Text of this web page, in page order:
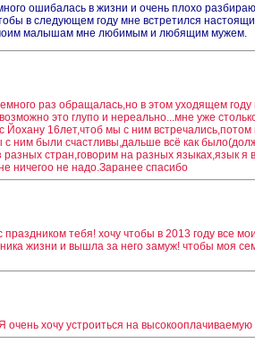
ошибалась в жизни и очень плохо
в следующем году мне встретился
малышам мне любимым и любящим мужем.
раз обращалась,но в этом уходящем
это глупо и нереально...мне уже
Йохану 16лет,чтоб мы с ним
с ним были счастливы,дальше всё как
стран,говорим на разных языках,язык я
ничегоо не надо.Заранее спасибо
тебя! хочу чтобы в 2013 году все
жизни и вышла за него замуж! чтобы моя
хочу устроиться на высокооплачиваемую